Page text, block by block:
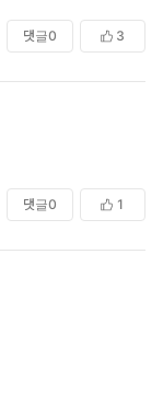
시등 특유의 짝사랑
였어요 수는 헤테로에,
하는 아주 난놈임
댓글0 3
댓글0 1